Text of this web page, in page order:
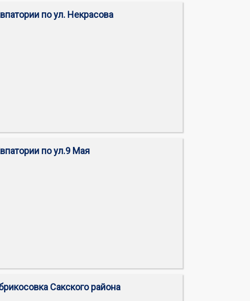
по ул. Некрасова
по ул.9 Мая
Сакского района